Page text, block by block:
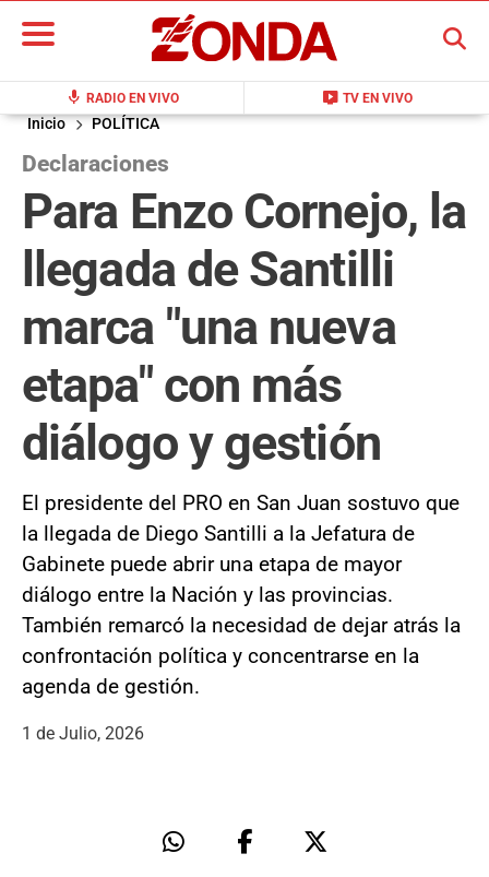
mic RADIO EN VIVO live_tv TV EN VIVO
BUSCAR
Inicio POLÍTICA
Declaraciones
Para Enzo Cornejo, la
llegada de Santilli
marca "una nueva
etapa" con más
diálogo y gestión
El presidente del PRO en San Juan sostuvo que
la llegada de Diego Santilli a la Jefatura de
Gabinete puede abrir una etapa de mayor
diálogo entre la Nación y las provincias.
También remarcó la necesidad de dejar atrás la
confrontación política y concentrarse en la
agenda de gestión.
1 de Julio, 2026